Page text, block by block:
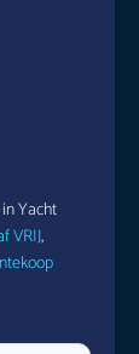
Yacht
VRIJ,